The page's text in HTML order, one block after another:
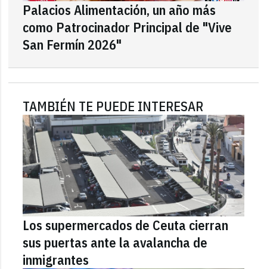
Palacios Alimentación, un año más
como Patrocinador Principal de "Vive
San Fermín 2026"
TAMBIÉN TE PUEDE INTERESAR
Los supermercados de Ceuta cierran
sus puertas ante la avalancha de
inmigrantes